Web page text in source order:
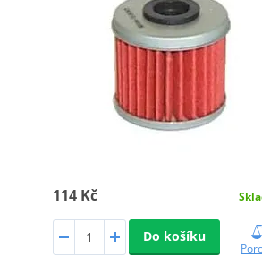
114 Kč
Do košíku